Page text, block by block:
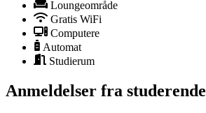
Loungeområde
Gratis WiFi
Computere
Automat
Studierum
Anmeldelser fra studerende